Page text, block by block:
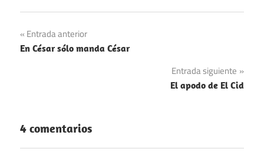
Navegación
de
Entrada anterior
En César sólo manda César
Entrada siguiente
El apodo de El Cid
4 comentarios